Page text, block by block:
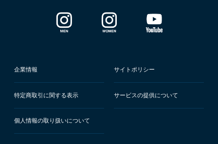
企業情報 サイトポリシー
特定商取引に関する表示 サービスの提供について
個人情報の取り扱いについて